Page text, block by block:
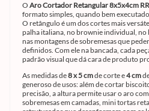
O Aro Cortador Retangular 8x5x4cm
formato simples, quando bem
O retângulo é um dos cortes mais
palha italiana, no brownie individual, no
nas montagens de sobremesas que
definidos. Com ele na bancada, cada
padrão visual que dá cara de produto
As medidas de8 x 5 cmde corte e4 cm
generoso de usos: além de cortar
precisão, a altura permite usar o aro
sobremesas em camadas, mini tortas